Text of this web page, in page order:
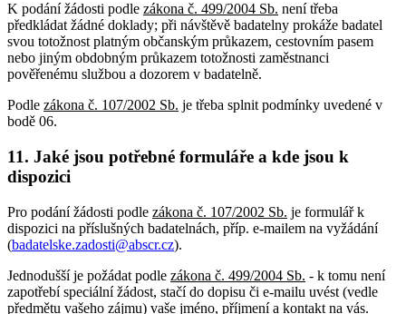
K podání žádosti podle zákona č. 499/2004 Sb. není třeba
předkládat žádné doklady; při návštěvě badatelny prokáže badatel
svou totožnost platným občanským průkazem, cestovním pasem
nebo jiným obdobným průkazem totožnosti zaměstnanci
pověřenému službou a dozorem v badatelně.
Podle zákona č. 107/2002 Sb. je třeba splnit podmínky uvedené v
bodě 06.
11. Jaké jsou potřebné formuláře a kde jsou k
dispozici
Pro podání žádosti podle zákona č. 107/2002 Sb. je formulář k
dispozici na příslušných badatelnách, příp. e-mailem na vyžádání
(badatelske.zadosti@abscr.cz).
Jednodušší je požádat podle zákona č. 499/2004 Sb. - k tomu není
zapotřebí speciální žádost, stačí do dopisu či e-mailu uvést (vedle
předmětu vašeho zájmu) vaše jméno, příjmení a kontakt na vás.